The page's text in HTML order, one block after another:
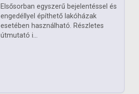
Elsősorban egyszerű bejelentéssel és
engedéllyel építhető lakóházak
esetében használható. Részletes
útmutató i...